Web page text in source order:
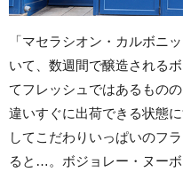
「マセラシオン・カルボニ
いて、数週間で醸造される
てフレッシュではあるもの
違いすぐに出荷できる状態
してこだわりいっぱいのフ
ると…。ボジョレー・ヌー